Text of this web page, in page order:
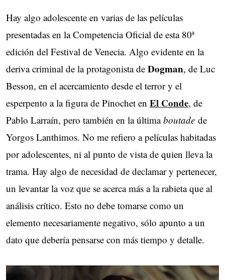
Hay algo adolescente en varias de las películas
presentadas en la Competencia Oficial de esta 80ª
edición del Festival de Venecia. Algo evidente en la
deriva criminal de la protagonista de Dogman, de Luc
Besson, en el acercamiento desde el terror y el
esperpento a la figura de Pinochet en El Conde, de
Pablo Larraín, pero también en la últimaboutade de
Yorgos Lanthimos. No me refiero a películas habitadas
por adolescentes, ni al punto de vista de quien lleva la
trama. Hay algo de necesidad de declamar y pertenecer,
un levantar la voz que se acerca más a la rabieta que al
análisis crítico. Esto no debe tomarse como un
elemento necesariamente negativo, sólo apunto a un
dato que debería pensarse con más tiempo y detalle.